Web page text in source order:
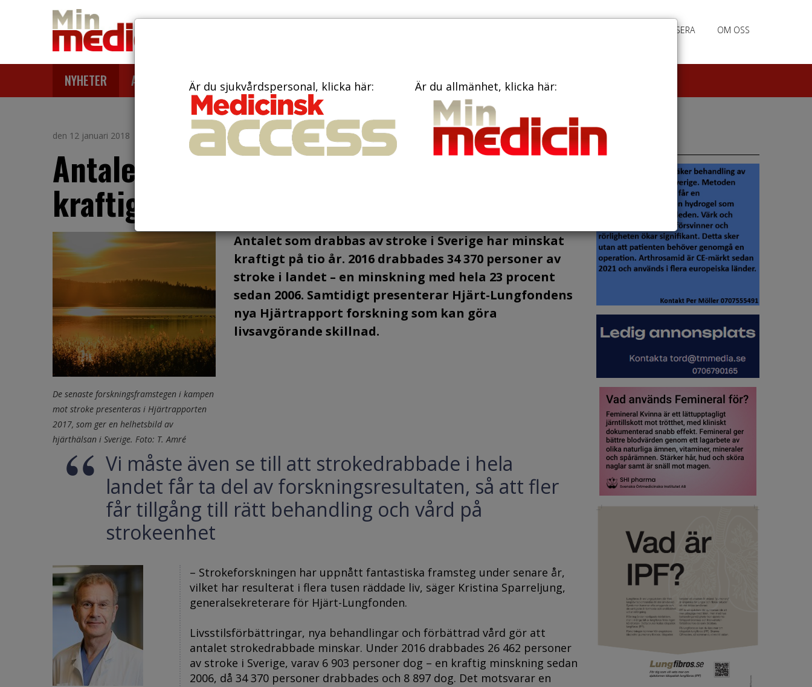
ANNONSERA OM OSS
NYHETER ARTIKLAR AKTUELLT TIDNINGAR KONTAKT
den 12 januari 2018
Antalet strokedrabbade minskar
kraftigt
De senaste forskningsframstegen i kampen
mot stroke presenteras i Hjärtrapporten
2017, som ger en helhetsbild av
hjärthälsan i Sverige. Foto: T. Amré
Antalet som drabbas av stroke i Sverige har minskat
kraftigt på tio år. 2016 drabbades 34 370 personer av
stroke i landet – en minskning med hela 23 procent
sedan 2006. Samtidigt presenterar Hjärt-Lungfondens
nya Hjärtrapport forskning som kan göra
livsavgörande skillnad.
Vi måste även se till att strokedrabbade i hela
landet får ta del av forskningsresultaten, så att fler
får tillgång till rätt behandling och vård på
strokeenhet
– Strokeforskningen har uppnått fantastiska framsteg under senare år,
vilket har resulterat i flera tusen räddade liv, säger Kristina Sparreljung,
generalsekreterare för Hjärt-Lungfonden.
Livsstilsförbättringar, nya behandlingar och förbättrad vård gör att
antalet strokedrabbade minskar. Under 2016 drabbades 26 462 personer
av stroke i Sverige, varav 6 903 personer dog – en kraftig minskning sedan
2006, då 34 370 personer drabbades och 8 897 dog. Det motsvarar en
Annonser
Är du sjukvårdspersonal, klicka här: Är du allmänhet, klicka här: